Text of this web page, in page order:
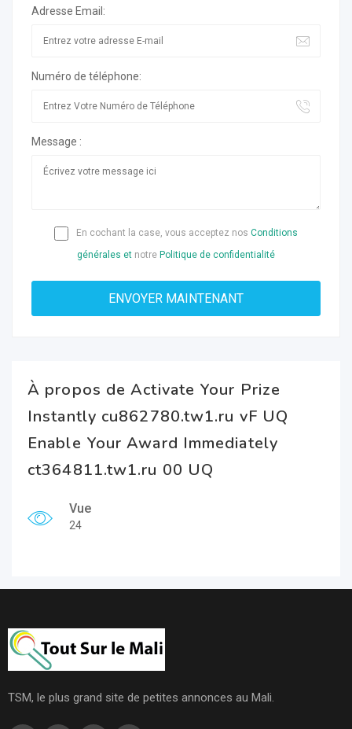
Adresse Email:
Numéro de téléphone:
Message :
En cochant la case, vous acceptez nos Conditions
générales et notre Politique de confidentialité
À propos de Activate Your Prize
Instantly cu862780.tw1.ru vF UQ
Enable Your Award Immediately
ct364811.tw1.ru 00 UQ
Vue
24
TSM, le plus grand site de petites annonces au Mali.